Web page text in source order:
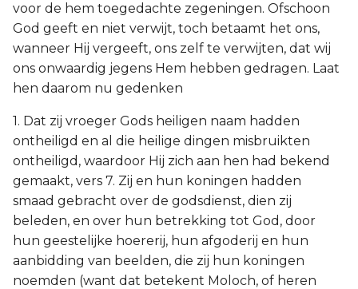
voor de hem toegedachte zegeningen. Ofschoon
God geeft en niet verwijt, toch betaamt het ons,
wanneer Hij vergeeft, ons zelf te verwijten, dat wij
ons onwaardig jegens Hem hebben gedragen. Laat
hen daarom nu gedenken
1. Dat zij vroeger Gods heiligen naam hadden
ontheiligd en al die heilige dingen misbruikten
ontheiligd, waardoor Hij zich aan hen had bekend
gemaakt, vers 7. Zij en hun koningen hadden
smaad gebracht over de godsdienst, dien zij
beleden, en over hun betrekking tot God, door
hun geestelijke hoererij, hun afgoderij en hun
aanbidding van beelden, die zij hun koningen
noemden (want dat betekent Moloch, of heren